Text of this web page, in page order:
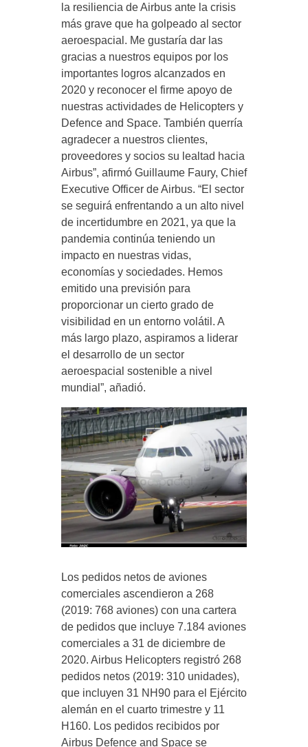
la resiliencia de Airbus ante la crisis
más grave que ha golpeado al sector
aeroespacial. Me gustaría dar las
gracias a nuestros equipos por los
importantes logros alcanzados en
2020 y reconocer el firme apoyo de
nuestras actividades de Helicopters y
Defence and Space. También querría
agradecer a nuestros clientes,
proveedores y socios su lealtad hacia
Airbus”, afirmó Guillaume Faury, Chief
Executive Officer de Airbus. “El sector
se seguirá enfrentando a un alto nivel
de incertidumbre en 2021, ya que la
pandemia continúa teniendo un
impacto en nuestras vidas,
economías y sociedades. Hemos
emitido una previsión para
proporcionar un cierto grado de
visibilidad en un entorno volátil. A
más largo plazo, aspiramos a liderar
el desarrollo de un sector
aeroespacial sostenible a nivel
mundial”, añadió.
Los pedidos netos de aviones
comerciales ascendieron a 268
(2019: 768 aviones) con una cartera
de pedidos que incluye 7.184 aviones
comerciales a 31 de diciembre de
2020. Airbus Helicopters registró 268
pedidos netos (2019: 310 unidades),
que incluyen 31 NH90 para el Ejército
alemán en el cuarto trimestre y 11
H160. Los pedidos recibidos por
Airbus Defence and Space se